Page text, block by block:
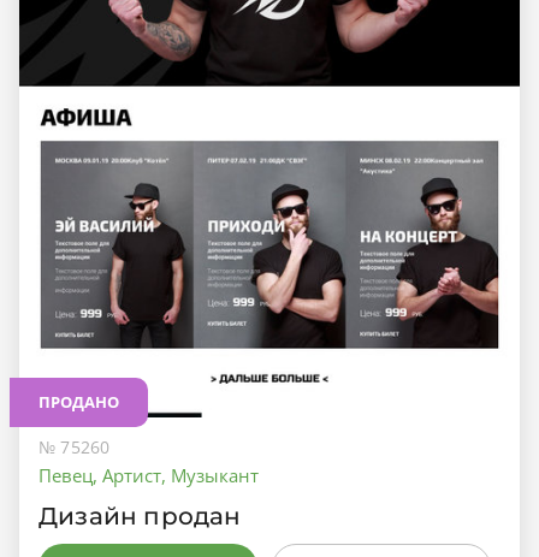
ПРОДАНО
№ 75260
Певец, Артист, Музыкант
Дизайн продан